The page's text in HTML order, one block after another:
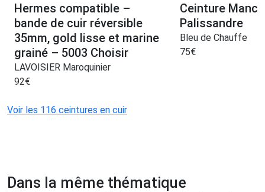
Hermes compatible –
bande de cuir réversible
35mm, gold lisse et marine
grainé – 5003 Choisir
LAVOISIER Maroquinier
92€
Ceinture
Palissandre
Bleu de Chauffe
75€
Voir les 116 ceintures en cuir
Dans la même thématique